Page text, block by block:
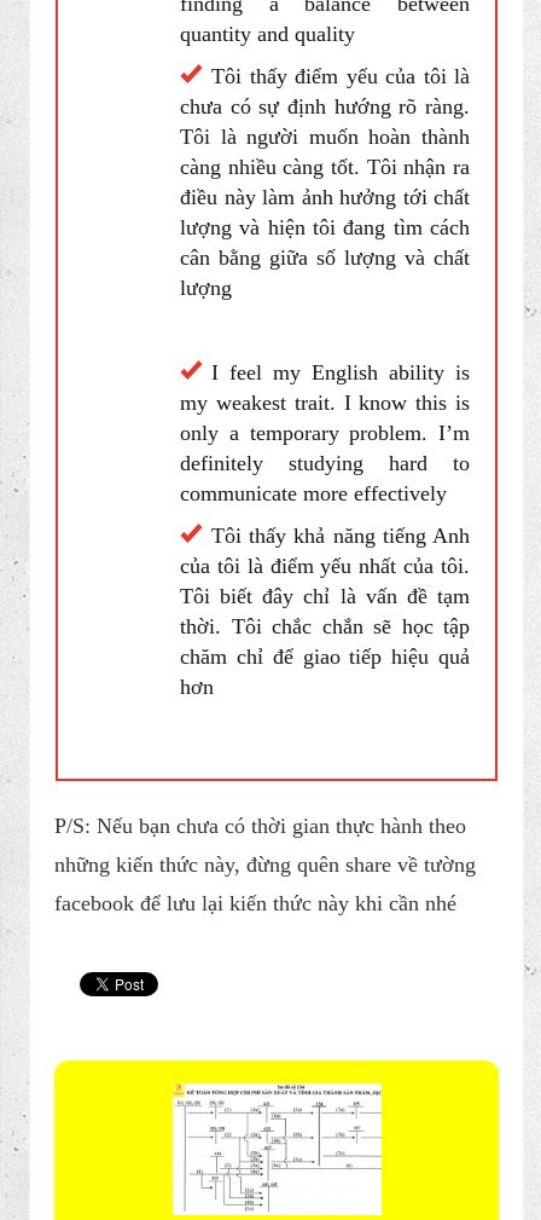
nhưng ở đại học, tôi thấy rằng
tôi thường hay chần chừ. Tôi đã
nhận ra vấn đề này, và tôi đang
cải thiện nó bằng cách hoàn
thành công việc trước thời hạn.
I feel my weakness is not
being detail oriented enough.
I’m a person that wants to
and I’m currently working on
finding a balance between
quantity and quality
Tôi thấy điểm yếu của tôi là
chưa có sự định hướng rõ ràng.
Tôi là người muốn hoàn thành
càng nhiều càng tốt. Tôi nhận ra
điều này làm ảnh hưởng tới chất
lượng và hiện tôi đang tìm cách
cân bằng giữa số lượng và chất
lượng
only a temporary problem. I’m
definitely studying hard to
communicate more effectively
chăm chỉ để giao tiếp hiệu quả
hơn